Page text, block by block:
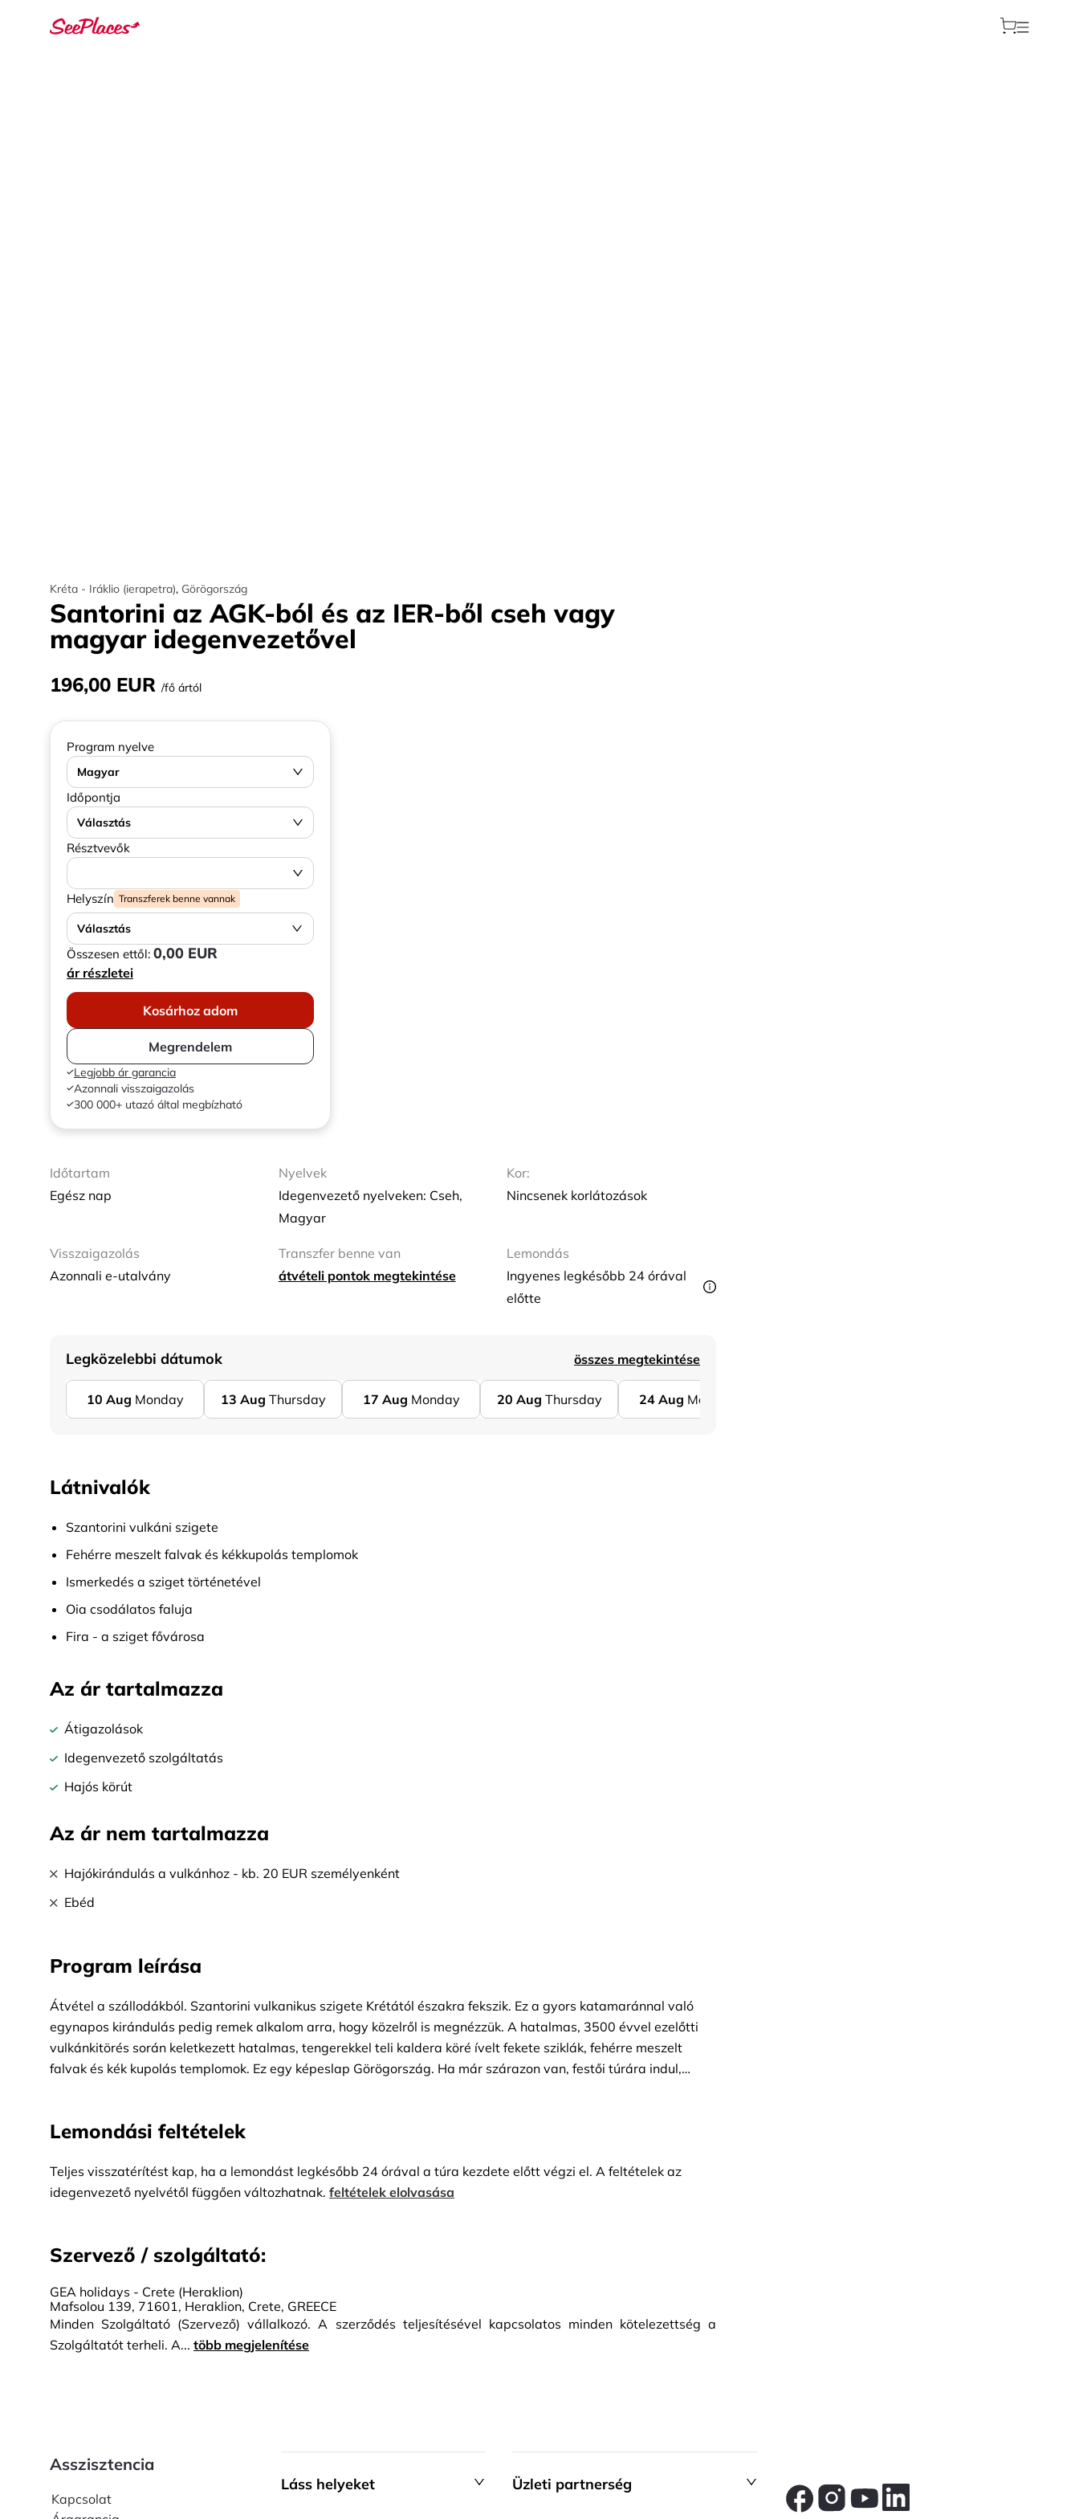
Kréta - Iráklio (ierapetra), Görögország
Santorini az AGK-ból és az IER-ből cseh vagy
magyar idegenvezetővel
196,00 EUR /fő ártól
Program nyelve
Magyar
Időpontja
Választás
Résztvevők
Helyszín Transzferek benne vannak
Választás
Összesen ettől: 0,00 EUR
ár részletei
Kosárhoz adom
Megrendelem
Legjobb ár garancia
Azonnali visszaigazolás
300 000+ utazó által megbízható
Időtartam
Egész nap
Nyelvek
Idegenvezető nyelveken: Cseh,
Magyar
Kor:
Nincsenek korlátozások
Visszaigazolás
Azonnali e-utalvány
Transzfer benne van
átvételi pontok megtekintése
Lemondás
Ingyenes legkésőbb 24 órával
előtte
Legközelebbi dátumok összes megtekintése
10 Aug Monday 13 Aug Thursday 17 Aug Monday 20 Aug Thursday 24 Aug Monday
Látnivalók
Szantorini vulkáni szigete
Fehérre meszelt falvak és kékkupolás templomok
Ismerkedés a sziget történetével
Oia csodálatos faluja
Fira - a sziget fővárosa
Az ár tartalmazza
Átigazolások
Idegenvezető szolgáltatás
Hajós körút
Az ár nem tartalmazza
Hajókirándulás a vulkánhoz - kb. 20 EUR személyenként
Ebéd
Program leírása
Átvétel a szállodákból. Szantorini vulkanikus szigete Krétától északra fekszik. Ez a gyors katamaránnal való
egynapos kirándulás pedig remek alkalom arra, hogy közelről is megnézzük. A hatalmas, 3500 évvel ezelőtti
vulkánkitörés során keletkezett hatalmas, tengerekkel teli kaldera köré ívelt fekete sziklák, fehérre meszelt
falvak és kék kupolás templomok. Ez egy képeslap Görögország. Ha már szárazon van, festői túrára indul,
van egy kis szabadidőd Oiában és a sziget fővárosában - Firában, ahol lehetőséged nyílik egy körutazásra a
látogasson el a legjobb kilátók közé, hogy fotókat készítsen – a kilátás a kalderára nagyszerű. Szelfikhez
készült. Visszatérés a szállodákhoz.
Lemondási feltételek
Teljes visszatérítést kap, ha a lemondást legkésőbb 24 órával a túra kezdete előtt végzi el. A feltételek az
idegenvezető nyelvétől függően változhatnak. feltételek elolvasása
Szervező / szolgáltató:
GEA holidays - Crete (Heraklion)
Mafsolou 139, 71601, Heraklion, Crete, GREECE
Minden Szolgáltató (Szervező) vállalkozó. A szerződés teljesítésével kapcsolatos minden kötelezettség a
Szolgáltatót terheli. A... több megjelenítése
Asszisztencia
Kapcsolat
Láss helyeket Üzleti partnerség